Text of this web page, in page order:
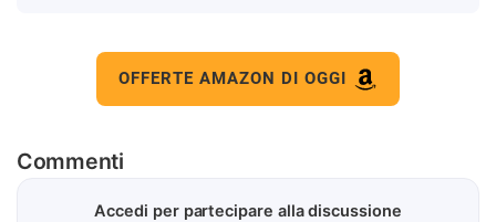
OFFERTE AMAZON DI OGGI
Commenti
Accedi per partecipare alla discussione